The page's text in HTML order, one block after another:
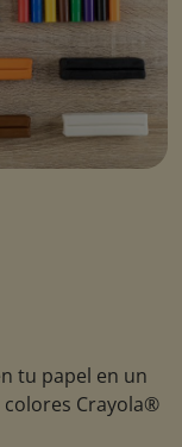
tu papel en un
Crayola®